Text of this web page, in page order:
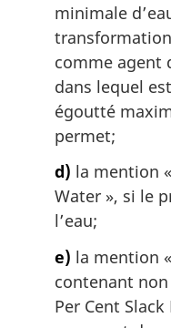
minimale
comme agent
dans lequel
égoutté
permet;
d) la mention
Water », si le
l’eau;
e) la mention
contenant
Per Cent Slack